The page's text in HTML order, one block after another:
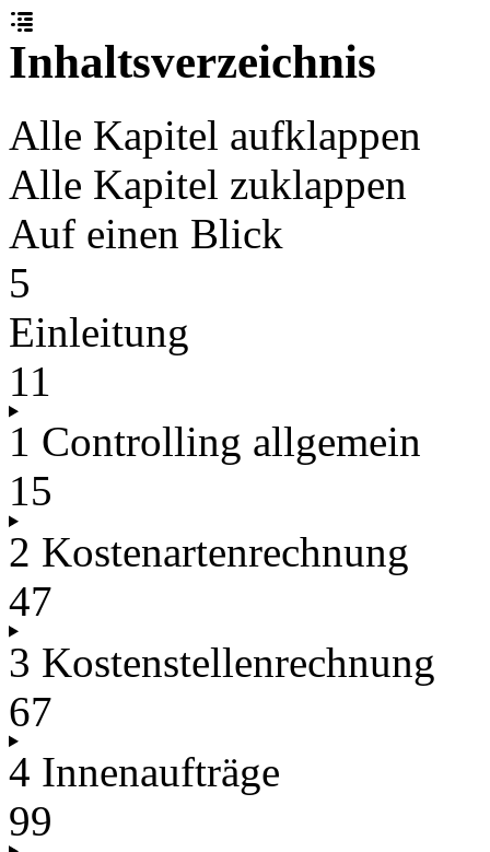
Inhaltsverzeichnis
Alle Kapitel aufklappen
Alle Kapitel zuklappen
Auf einen Blick
5
Einleitung
11
1 Controlling allgemein
15
2 Kostenartenrechnung
47
3 Kostenstellenrechnung
67
4 Innenaufträge
99